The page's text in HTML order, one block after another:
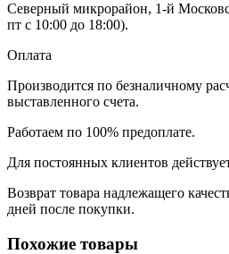
Северный микрорайон, 1-й
пт с 10:00 до 18:00).
Оплата
Производится по безналичному
выставленного счета.
Работаем по 100% предоплате.
Для постоянных клиентов
Возврат товара надлежащего
дней после покупки.
Похожие товары